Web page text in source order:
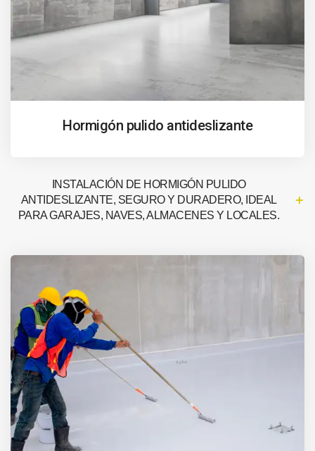
Hormigón pulido antideslizante
INSTALACIÓN DE HORMIGÓN PULIDO
ANTIDESLIZANTE, SEGURO Y DURADERO, IDEAL
PARA GARAJES, NAVES, ALMACENES Y LOCALES.